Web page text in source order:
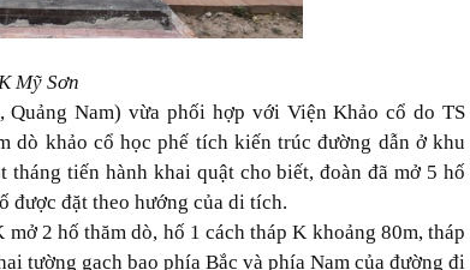
Mỹ Sơn
Nam) vừa phối hợp với Viện Khảo cổ do TS
dò khảo cổ học phế tích kiến trúc đường dẫn ở khu
tiến hành khai quật cho biết, đoàn đã mở 5 hố
được đặt theo hướng của di tích.
2 hố thăm dò, hố 1 cách tháp K khoảng 80m, tháp
tường gạch bao phía Bắc và phía Nam của đường đi